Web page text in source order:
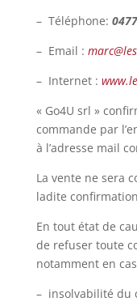
– Téléphone:
– Email :
– Internet :
« Go4U srl »
commande par
à l’adresse mail
La vente ne sera
ladite
En tout état de
de refuser toute
notamment en
– insolvabilité du